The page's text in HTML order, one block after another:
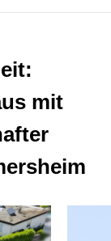
mit